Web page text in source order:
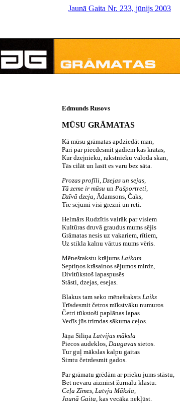
Jaunā Gaita Nr. 233, jūnijs 2003
Edmunds Rusovs
MŪSU GRĀMATAS
Kā mūsu grāmatas apdziedāt man,
Pāri par piecdesmit gadiem kas krātas,
Kur dzejnieku, rakstnieku valoda skan,
Tās cilāt un lasīt es varu bez sāta.
Prozas profīli, Dzejas un sejas,
Tā zeme ir mūsu un Pašportreti,
Dzīvā dzeja, Ādamsons, Čaks,
Tie sējumi visi grezni un reti.
Helmārs Rudzītis vairāk par visiem
Kultūras druvā graudus mums sējis
Grāmatas nesis uz vakariem, rītiem,
Uz stikla kalnu vārtus mums vēris.
Mēnešrakstu krājums Laikam
Septiņos krāsainos sējumos mirdz,
Divitūkstoš lapaspusēs
Stāsti, dzejas, esejas.
Blakus tam seko mēnešraksts Laiks
Trīsdesmit četros mīkstvāku numuros
Četri tūkstoši paplānas lapas
Vedīs jūs trimdas sākuma ceļos.
Jāņa Siliņa Latvijas māksla
Piecos audeklos, Daugavas sietos.
Tur guļ mākslas kalpu gaitas
Simtu četrdesmit gados.
Par grāmatu grēdām ar prieku jums stāstu,
Bet nevaru aizmirst žurnālu klāstu:
Ceļa Zīmes, Latvju Māksla,
Jaunā Gaita, kas vecāka nekļūst.